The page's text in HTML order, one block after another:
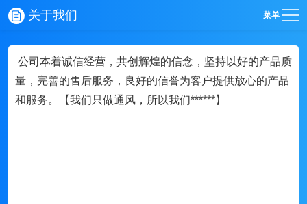
关于我们 菜单
公司本着诚信经营，共创辉煌的信念，坚持以好的产品质
量，完善的售后服务，良好的信誉为客户提供放心的产品
和服务。【我们只做通风，所以我们******】